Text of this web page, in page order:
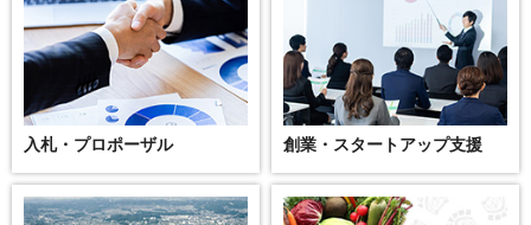
入札・プロポーザル 創業・スタートアップ支援